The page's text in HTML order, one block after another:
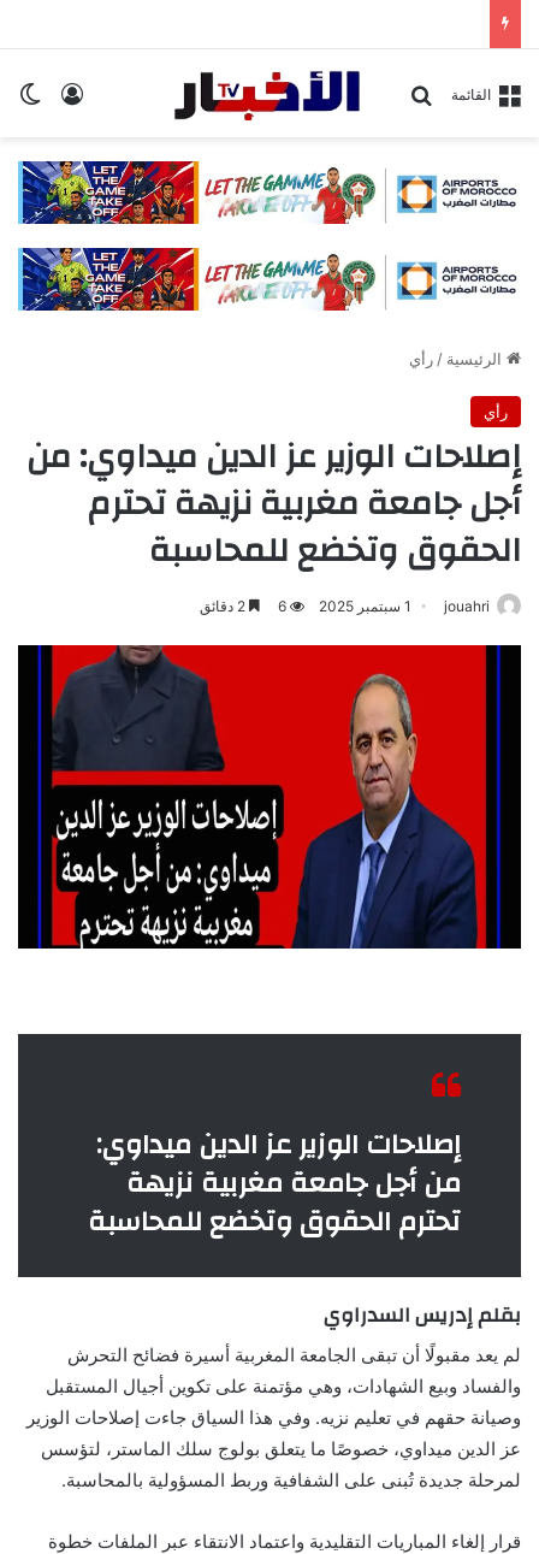
القائمة بحث عن
الرئيسية /رأي
رأي
إصلاحات الوزير عز الدين ميداوي: من
أجل جامعة مغربية نزيهة تحترم
الحقوق وتخضع للمحاسبة
jouahri 1 سبتمبر 2025 6
إصلاحات الوزير عز الدين ميداوي:
من أجل جامعة مغربية نزيهة
تحترم الحقوق وتخضع للمحاسبة
بقلم إدريس السدراوي
لم يعد مقبولًا أن تبقى الجامعة المغربية أسيرة فضائح التحرش
والفساد وبيع الشهادات، وهي مؤتمنة على تكوين أجيال المستقبل
وصيانة حقهم في تعليم نزيه. وفي هذا السياق جاءت إصلاحات الوزير
عز الدين ميداوي، خصوصًا ما يتعلق بولوج سلك الماستر، لتؤسس
لمرحلة جديدة تُبنى على الشفافية وربط المسؤولية بالمحاسبة.
قرار إلغاء المباريات التقليدية واعتماد الانتقاء عبر الملفات خطوة